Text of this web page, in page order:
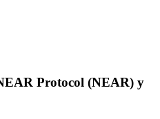
Protocol (NEAR) y